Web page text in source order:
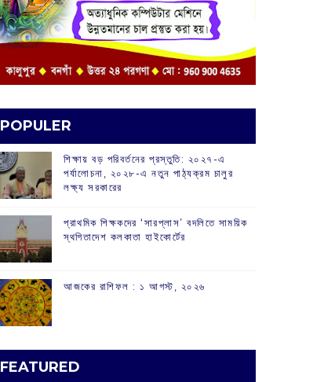
POPULER
শিক্ষায় বড় পরিবর্তনের প্রস্তুতি: ২০২৭-এ
পর্যালোচনা, ২০২৮-এ নতুন পাঠ্যক্রম চালুর
লক্ষ্য সরকারের
প্রাথমিক শিক্ষকদের ‘সারপ্লাস’ বদলিতে সাময়িক
স্থগিতাদেশ কলকাতা হাইকোর্টের
আজকের রাশিফল :‌ ‌‌১ আগস্ট, ২০২৬
FEATURED